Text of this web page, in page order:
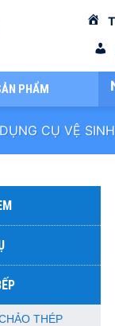
PHẨM
DỤNG CỤ VỆ SINH
THÉP